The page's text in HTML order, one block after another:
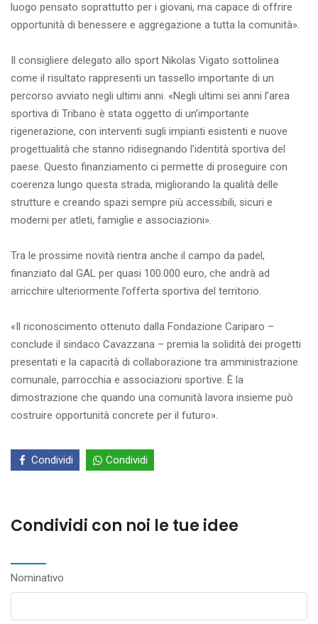
luogo pensato soprattutto per i giovani, ma capace di offrire
opportunità di benessere e aggregazione a tutta la comunità».
Il consigliere delegato allo sport Nikolas Vigato sottolinea
come il risultato rappresenti un tassello importante di un
percorso avviato negli ultimi anni. «Negli ultimi sei anni l’area
sportiva di Tribano è stata oggetto di un’importante
rigenerazione, con interventi sugli impianti esistenti e nuove
progettualità che stanno ridisegnando l’identità sportiva del
paese. Questo finanziamento ci permette di proseguire con
coerenza lungo questa strada, migliorando la qualità delle
strutture e creando spazi sempre più accessibili, sicuri e
moderni per atleti, famiglie e associazioni».
Tra le prossime novità rientra anche il campo da padel,
finanziato dal GAL per quasi 100.000 euro, che andrà ad
arricchire ulteriormente l’offerta sportiva del territorio.
«Il riconoscimento ottenuto dalla Fondazione Cariparo –
conclude il sindaco Cavazzana – premia la solidità dei progetti
presentati e la capacità di collaborazione tra amministrazione
comunale, parrocchia e associazioni sportive. È la
dimostrazione che quando una comunità lavora insieme può
costruire opportunità concrete per il futuro».
Condividi Condividi
Condividi con noi le tue idee
Nominativo